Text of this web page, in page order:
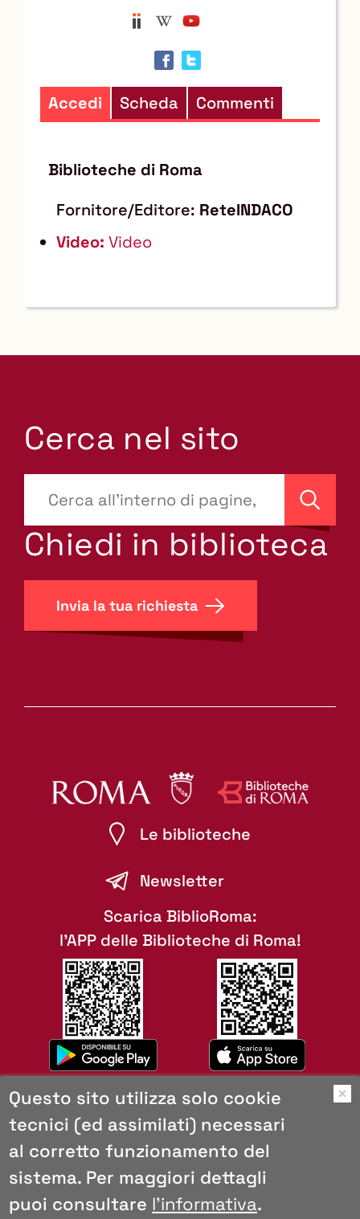
in
altre
AnobiiWikipedia
Accedi Scheda Commenti
Biblioteche di Roma
Fornitore/Editore: ReteINDACO
Video: Video
Cerca nel sito
site-
search.label???
Cerca
Chiedi in biblioteca
Invia la tua richiesta
Le biblioteche
Newsletter
Scarica BiblioRoma:
l'APP delle Biblioteche di Roma!
Mappa del sito
Copyright
Browser consigliati
Questo sito utilizza solo cookie
tecnici (ed assimilati) necessari
al corretto funzionamento del
sistema. Per maggiori dettagli
puoi consultare l'informativa.